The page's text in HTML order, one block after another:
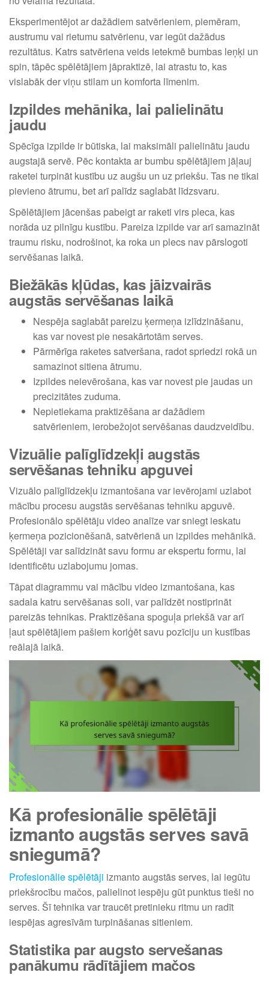
Eksperimentējot ar dažādiem satvērieniem, piemēram,
austrumu vai rietumu satvērienu, var iegūt dažādus
rezultātus. Katrs satvēriena veids ietekmē bumbas leņķi un
spin, tāpēc spēlētājiem jāpraktizē, lai atrastu to, kas
vislabāk der viņu stilam un komforta līmenim.
Izpildes mehānika, lai palielinātu
jaudu
Spēcīga izpilde ir būtiska, lai maksimāli palielinātu jaudu
augstajā servē. Pēc kontakta ar bumbu spēlētājiem jāļauj
raketei turpināt kustību uz augšu un uz priekšu. Tas ne tikai
pievieno ātrumu, bet arī palīdz saglabāt līdzsvaru.
Spēlētājiem jācenšas pabeigt ar raketi virs pleca, kas
norāda uz pilnīgu kustību. Pareiza izpilde var arī samazināt
traumu risku, nodrošinot, ka roka un plecs nav pārslogoti
servēšanas laikā.
Biežākās kļūdas, kas jāizvairās
augstās servēšanas laikā
Nespēja saglabāt pareizu ķermeņa izlīdzināšanu,
kas var novest pie nesakārtotām serves.
Pārmērīga raketes satveršana, radot spriedzi rokā un
samazinot sitiena ātrumu.
Izpildes neievērošana, kas var novest pie jaudas un
precizitātes zuduma.
Nepietiekama praktizēšana ar dažādiem
satvērieniem, ierobežojot servēšanas daudzveidību.
Vizuālie palīglīdzekļi augstās
servēšanas tehniku apguvei
Vizuālo palīglīdzekļu izmantošana var ievērojami uzlabot
mācību procesu augstās servēšanas tehniku apguvē.
Profesionālo spēlētāju video analīze var sniegt ieskatu
ķermeņa pozicionēšanā, satvērienā un izpildes mehānikā.
Spēlētāji var salīdzināt savu formu ar ekspertu formu, lai
identificētu uzlabojumu jomas.
Tāpat diagrammu vai mācību video izmantošana, kas
sadala katru servēšanas soli, var palīdzēt nostiprināt
pareizās tehnikas. Praktizēšana spoguļa priekšā var arī
ļaut spēlētājiem pašiem koriģēt savu pozīciju un kustības
reālajā laikā.
Kā profesionālie spēlētāji
izmanto augstās serves savā
sniegumā?
Profesionālie spēlētāji izmanto augstās serves, lai iegūtu
priekšrocību mačos, palielinot iespēju gūt punktus tieši no
serves. Šī tehnika var traucēt pretinieku ritmu un radīt
iespējas agresīvām turpināšanas sitieniem.
Statistika par augsto servešanas
panākumu rādītājiem mačos